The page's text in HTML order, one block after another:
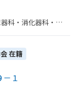
科・​消化器科・​呼
外科・​循環器科・​
内科
在籍
１